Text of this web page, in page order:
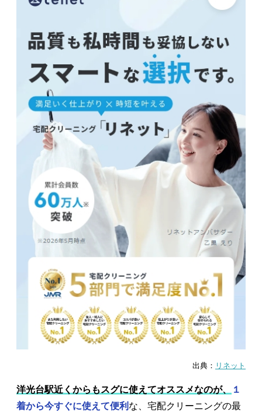
出典： リネット
洋光台駅近くからもスグに使えてオススメなのが、
１
着から今すぐに使えて便利 な、宅配クリーニングの最